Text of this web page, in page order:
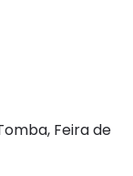
Feira de